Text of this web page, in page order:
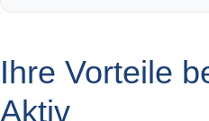
Ihre Vorteile
Aktiv